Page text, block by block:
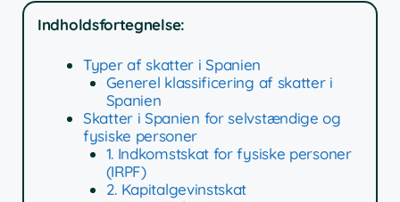
Indholdsfortegnelse:
Typer af skatter i Spanien
Generel klassificering af skatter i
Spanien
Skatter i Spanien for selvstændige og
fysiske personer
1. Indkomstskat for fysiske personer
(IRPF)
2. Kapitalgevinstskat